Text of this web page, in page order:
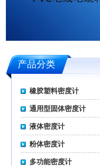
产品分类
橡胶塑料密度计
通用型固体密度计
液体密度计
粉体密度计
多功能密度计